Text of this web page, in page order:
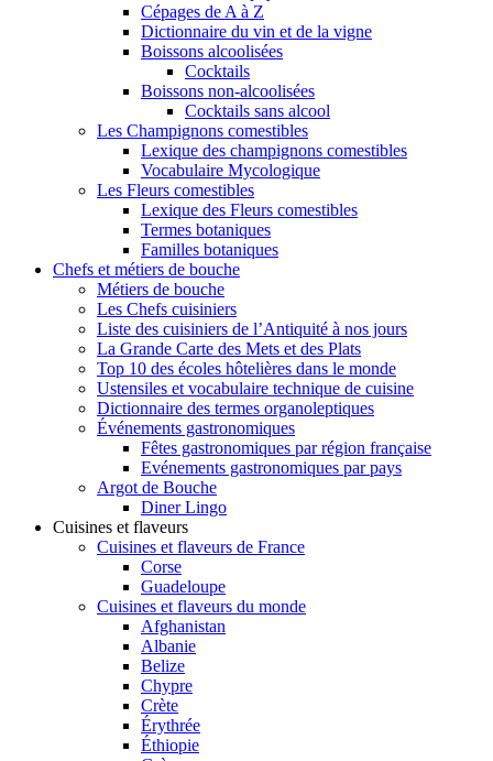
Cépages de A à Z
Dictionnaire du vin et de la vigne
Boissons alcoolisées
Cocktails
Boissons non-alcoolisées
Cocktails sans alcool
Les Champignons comestibles
Lexique des champignons comestibles
Vocabulaire Mycologique
Les Fleurs comestibles
Lexique des Fleurs comestibles
Termes botaniques
Familles botaniques
Chefs et métiers de bouche
Métiers de bouche
Les Chefs cuisiniers
Liste des cuisiniers de l’Antiquité à nos jours
La Grande Carte des Mets et des Plats
Top 10 des écoles hôtelières dans le monde
Ustensiles et vocabulaire technique de cuisine
Dictionnaire des termes organoleptiques
Événements gastronomiques
Fêtes gastronomiques par région française
Evénements gastronomiques par pays
Argot de Bouche
Diner Lingo
Cuisines et flaveurs
Cuisines et flaveurs de France
Corse
Guadeloupe
Cuisines et flaveurs du monde
Afghanistan
Albanie
Belize
Chypre
Crète
Érythrée
Éthiopie